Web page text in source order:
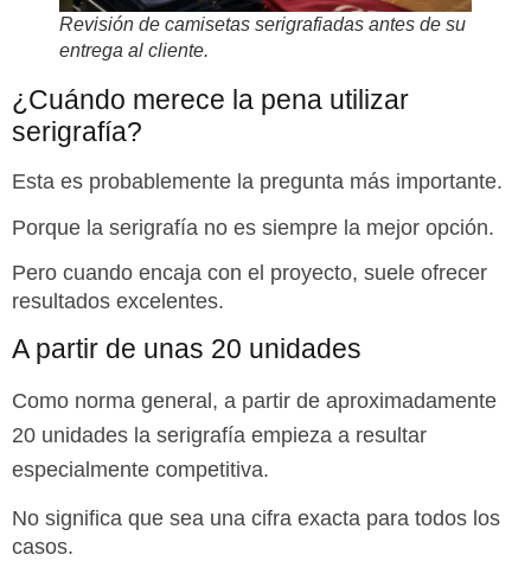
Revisión de camisetas serigrafiadas antes de su
entrega al cliente.
¿Cuándo merece la pena utilizar
serigrafía?
Esta es probablemente la pregunta más importante.
Porque la serigrafía no es siempre la mejor opción.
Pero cuando encaja con el proyecto, suele ofrecer
resultados excelentes.
A partir de unas 20 unidades
Como norma general, a partir de aproximadamente
20 unidades la serigrafía empieza a resultar
especialmente competitiva.
No significa que sea una cifra exacta para todos los
casos.